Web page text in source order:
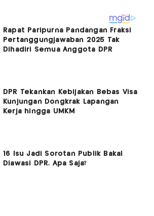
Rapat Paripurna Pandangan Fraksi
Pertanggungjawaban 2025 Tak
Dihadiri Semua Anggota DPR
DPR Tekankan Kebijakan Bebas Visa
Kunjungan Dongkrak Lapangan
Kerja hingga UMKM
16 Isu Jadi Sorotan Publik Bakal
Diawasi DPR, Apa Saja?